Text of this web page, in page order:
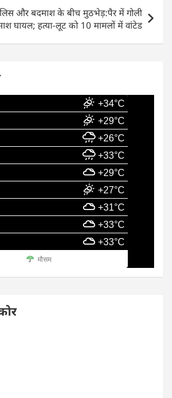
और बदमाश के बीच मुठभेड़:पैर में गोली
घायल; हत्या-लूट को 10 मामलों में वांटेड
+34°C
+29°C
+26°C
+33°C
+29°C
+27°C
+31°C
+33°C
+33°C
मौसम